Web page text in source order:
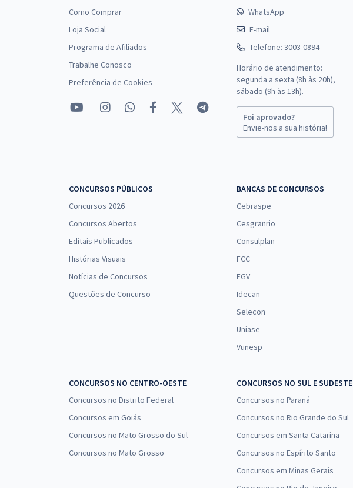
Como Comprar
Loja Social
Programa de Afiliados
Trabalhe Conosco
Preferência de Cookies
WhatsApp
E-mail
Telefone: 3003-0894
Horário de atendimento:
segunda a sexta (8h às 20h),
sábado (9h às 13h).
Foi aprovado?
Envie-nos a sua história!
CONCURSOS PÚBLICOS
Concursos 2026
Concursos Abertos
Editais Publicados
Histórias Visuais
Notícias de Concursos
Questões de Concurso
BANCAS DE CONCURSOS
Cebraspe
Cesgranrio
Consulplan
FCC
FGV
Idecan
Selecon
Uniase
Vunesp
CONCURSOS NO CENTRO-OESTE
Concursos no Distrito Federal
Concursos em Goiás
Concursos no Mato Grosso do Sul
Concursos no Mato Grosso
CONCURSOS NO SUL E SUDESTE
Concursos no Paraná
Concursos no Rio Grande do Sul
Concursos em Santa Catarina
Concursos no Espírito Santo
Concursos em Minas Gerais